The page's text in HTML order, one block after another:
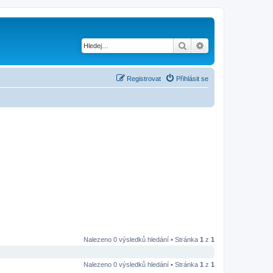
Hledat
Přihlásit se
Registrovat
Nalezeno 0 výsledků hledání • Stránka 1 z 1
Nalezeno 0 výsledků hledání • Stránka 1 z 1